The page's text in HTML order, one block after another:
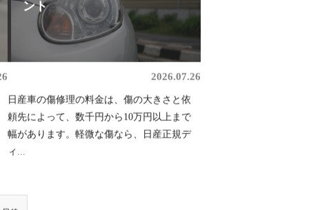
ント
2026.07.26
日産車の傷修理の料金は、傷の大きさと依
頼先によって、数千円から10万円以上まで
幅があります。軽微な傷なら、日産正規デ
ィ...